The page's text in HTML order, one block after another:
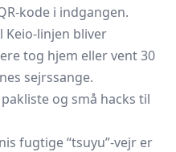
kode i indgangen.
Keio-linjen bliver
tog hjem eller vent 30
sejrssange.
og små hacks til
fugtige “tsuyu”-vejr er